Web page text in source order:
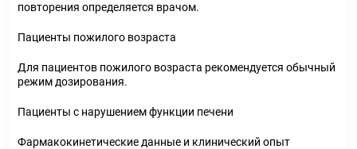
повторения определяется врачом.
Пациенты пожилого возраста
Для пациентов пожилого возраста рекомендуется обычный
режим дозирования.
Пациенты с нарушением функции печени
Фармакокинетические данные и клинический опыт